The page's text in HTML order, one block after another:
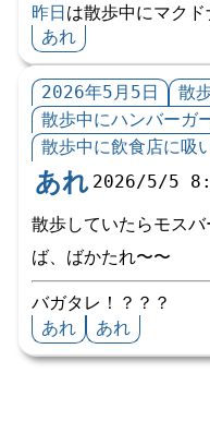
昨日は散歩中にマクド
あれ
2026年5月5日 散
散歩中にハンバーガ
散歩中に飲食店に吸
あれ 2026/5/5
散歩していたらモス
ば、ばかたれ〜〜
バガタレ！？？？
あれ
あれ